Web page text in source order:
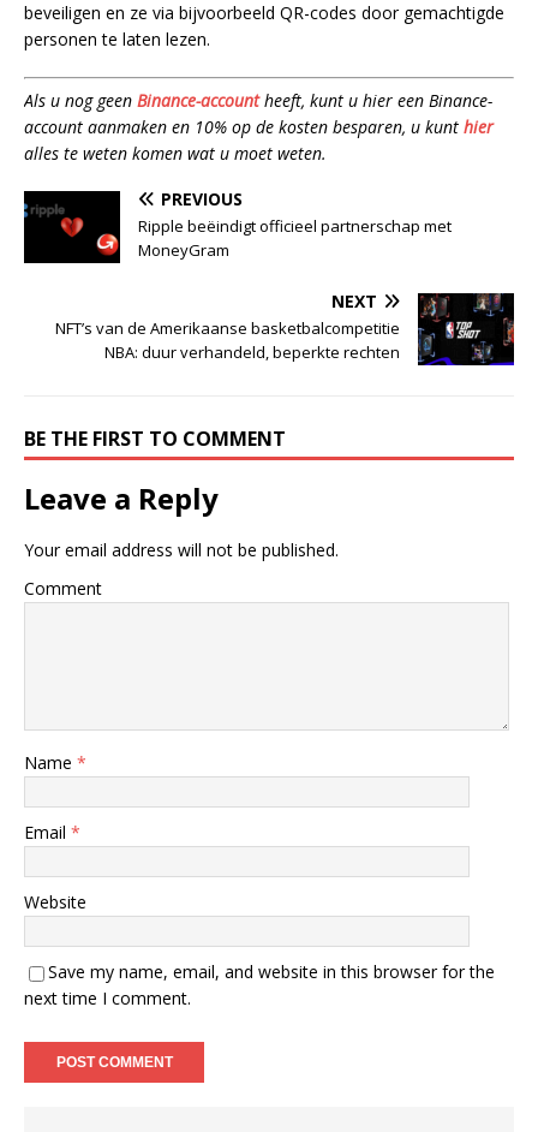
beveiligen en ze via bijvoorbeeld QR-codes door gemachtigde
personen te laten lezen.
Als u nog geen Binance-accountheeft, kunt u hier een Binance-
account aanmaken en 10% op de kosten besparen, u kunt hier
alles te weten komen wat u moet weten.
PREVIOUS
Ripple beëindigt officieel partnerschap met
MoneyGram
NEXT
NFT’s van de Amerikaanse basketbalcompetitie
NBA: duur verhandeld, beperkte rechten
BE THE FIRST TO COMMENT
Leave a Reply
Your email address will not be published.
Comment
Name *
Email *
Website
Save my name, email, and website in this browser for the
next time I comment.